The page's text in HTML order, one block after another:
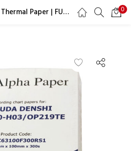
Kertas EKG / ECG / Thermal Paper | FUKUDA CARDISUNY 063F30-H03 | 63x100mm 0
REGISTER